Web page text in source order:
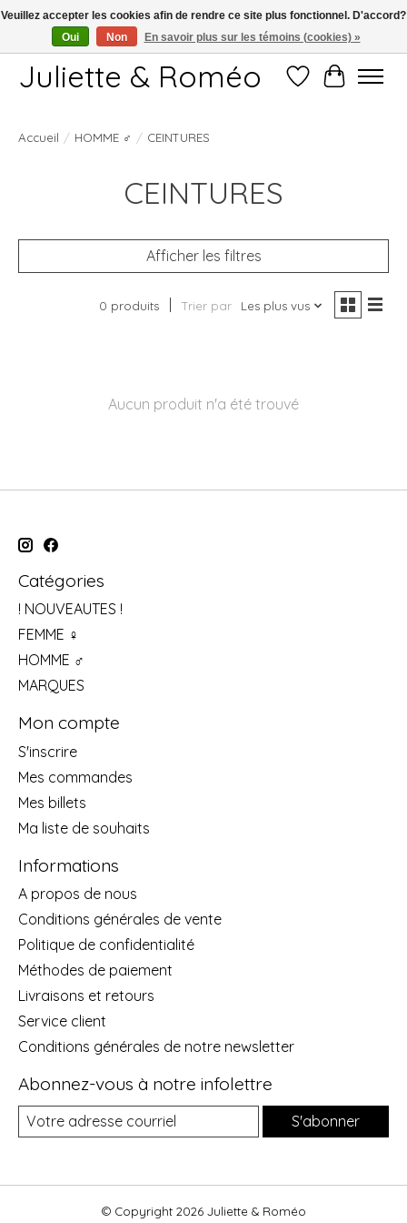
Free shipping starting at 249€
Juliette & Roméo Liste dePanier
Accueil / HOMME ♂ / CEINTURES
CEINTURES
Afficher les filtres
0 produits Trier par Les plus vus
Aucun produit n'a été trouvé
Catégories
! NOUVEAUTES !
FEMME ♀
HOMME ♂
MARQUES
Mon compte
S'inscrire
Mes commandes
Mes billets
Ma liste de souhaits
Informations
A propos de nous
Conditions générales de vente
Politique de confidentialité
Méthodes de paiement
Livraisons et retours
Service client
Conditions générales de notre newsletter
Abonnez-vous à notre infolettre
S'abonner
© Copyright 2026 Juliette & Roméo
Veuillez accepter les cookies afin de rendre ce site plus fonctionnel. D'accord?
Oui
Non En savoir plus sur les témoins (cookies) »